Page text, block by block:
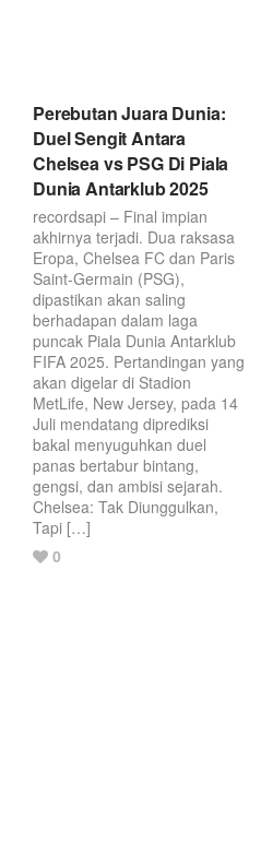
Perebutan Juara Dunia:
Duel Sengit Antara
Chelsea vs PSG Di Piala
Dunia Antarklub 2025
recordsapi – Final impian
akhirnya terjadi. Dua raksasa
Eropa, Chelsea FC dan Paris
Saint-Germain (PSG),
dipastikan akan saling
berhadapan dalam laga
puncak Piala Dunia Antarklub
FIFA 2025. Pertandingan yang
akan digelar di Stadion
MetLife, New Jersey, pada 14
Juli mendatang diprediksi
bakal menyuguhkan duel
panas bertabur bintang,
gengsi, dan ambisi sejarah.
Chelsea: Tak Diunggulkan,
Tapi […]
Love
0